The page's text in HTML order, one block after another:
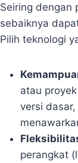
Seiring dengan
sebaiknya
Pilih teknologi
atau
versi
perangkat